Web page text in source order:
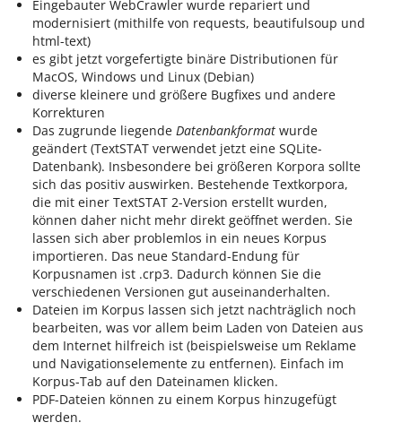
Eingebauter WebCrawler wurde repariert und
modernisiert (mithilfe von requests, beautifulsoup und
html-text)
es gibt jetzt vorgefertigte binäre Distributionen für
MacOS, Windows und Linux (Debian)
diverse kleinere und größere Bugfixes und andere
Korrekturen
Das zugrunde liegende Datenbankformat wurde
geändert (TextSTAT verwendet jetzt eine SQLite-
Datenbank). Insbesondere bei größeren Korpora sollte
sich das positiv auswirken. Bestehende Textkorpora,
die mit einer TextSTAT 2-Version erstellt wurden,
können daher nicht mehr direkt geöffnet werden. Sie
lassen sich aber problemlos in ein neues Korpus
importieren. Das neue Standard-Endung für
Korpusnamen ist .crp3. Dadurch können Sie die
verschiedenen Versionen gut auseinanderhalten.
Dateien im Korpus lassen sich jetzt nachträglich noch
bearbeiten, was vor allem beim Laden von Dateien aus
dem Internet hilfreich ist (beispielsweise um Reklame
und Navigationselemente zu entfernen). Einfach im
Korpus-Tab auf den Dateinamen klicken.
PDF-Dateien können zu einem Korpus hinzugefügt
werden.